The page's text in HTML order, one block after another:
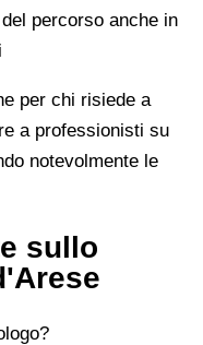
percorso anche in
per chi risiede a
a professionisti su
notevolmente le
sullo